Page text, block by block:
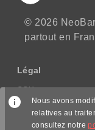
© 2026
partout en
Légal
CGU
CGV/CPPS
Nous avons
relatives au
consultez notre